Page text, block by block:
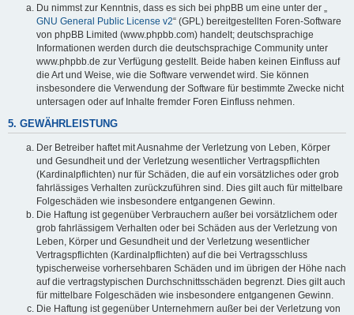
Du nimmst zur Kenntnis, dass es sich bei phpBB um eine unter der „
GNU General Public License v2“ (GPL) bereitgestellten Foren-Software
von phpBB Limited (www.phpbb.com) handelt; deutschsprachige
Informationen werden durch die deutschsprachige Community unter
www.phpbb.de zur Verfügung gestellt. Beide haben keinen Einfluss auf
die Art und Weise, wie die Software verwendet wird. Sie können
insbesondere die Verwendung der Software für bestimmte Zwecke nicht
untersagen oder auf Inhalte fremder Foren Einfluss nehmen.
5. GEWÄHRLEISTUNG
Der Betreiber haftet mit Ausnahme der Verletzung von Leben, Körper
und Gesundheit und der Verletzung wesentlicher Vertragspflichten
(Kardinalpflichten) nur für Schäden, die auf ein vorsätzliches oder grob
fahrlässiges Verhalten zurückzuführen sind. Dies gilt auch für mittelbare
Folgeschäden wie insbesondere entgangenen Gewinn.
Die Haftung ist gegenüber Verbrauchern außer bei vorsätzlichem oder
grob fahrlässigem Verhalten oder bei Schäden aus der Verletzung von
Leben, Körper und Gesundheit und der Verletzung wesentlicher
Vertragspflichten (Kardinalpflichten) auf die bei Vertragsschluss
typischerweise vorhersehbaren Schäden und im übrigen der Höhe nach
auf die vertragstypischen Durchschnittsschäden begrenzt. Dies gilt auch
für mittelbare Folgeschäden wie insbesondere entgangenen Gewinn.
Die Haftung ist gegenüber Unternehmern außer bei der Verletzung von